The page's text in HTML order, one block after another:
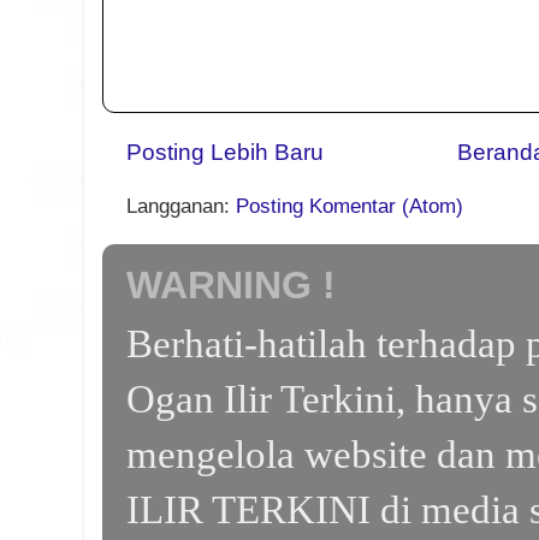
Posting Lebih Baru
Langganan: Posting Komentar (Atom)
WARNING !
Berhati-hatilah terhadap
Ogan Ilir Terkini, hanya
mengelola website dan
ILIR TERKINI di media